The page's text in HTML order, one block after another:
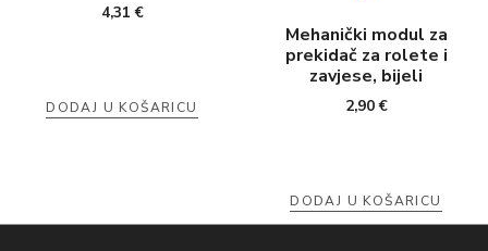
4,31€
DODAJ U KOŠARICU
Mehanički modul za
prekidač za rolete i
zavjese, bijeli
2,90€
DODAJ U KOŠARICU